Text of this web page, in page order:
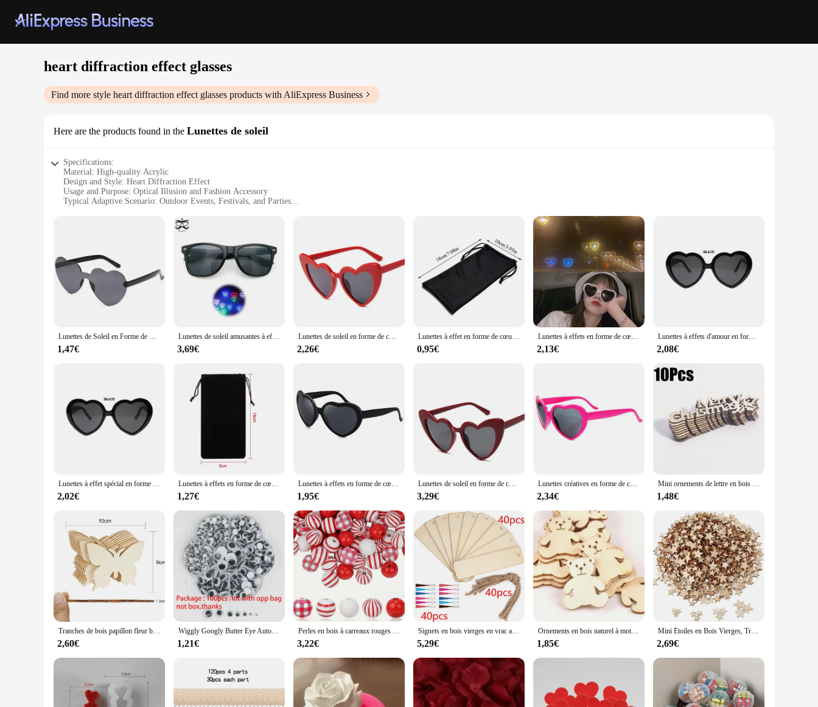
heart diffraction effect glasses
Find more style heart diffraction effect glasses products with AliExpress Business
Here are the products found in the Lunettes de soleil
Specifications:
Material: High-quality Acrylic
Design and Style: Heart Diffraction Effect
Usage and Purpose: Optical Illusion and Fashion Accessory
Typical Adaptive Scenario: Outdoor Events, Festivals, and Parties
Performance and Property: Durable and Lightweight
**Unleash the Magic of Optical Illusions**
Step into a world where fashion meets fantasy with our heart diffraction effect glasses. These whimsical spectacles are not just eyewear; they are a statement piece that captures the essence of
playfulness and creativity. The heart-shaped diffraction effect is a stunning optical illusion that transforms the world around you into a kaleidoscope of colors and patterns. Whether you're attending a
music festival, a themed party, or simply looking to add a touch of magic to your everyday style, these glasses are the perfect accessory.
**Versatile and Durable for Every Occasion**
Our heart diffraction effect glasses are crafted from high-quality acrylic, ensuring both durability and lightweight comfort. The standard frame size ensures a universal fit, making them suitable for a
wide range of face shapes and sizes. These glasses are not just for show; they are designed to withstand the rigors of outdoor events and festivals. Their versatility extends beyond fashion; they are also
**A Must-Have for Vendors and Suppliers**
looking for something different. Whether you're selling at a flea market, a pop-up shop, or an online store, these glasses are a hot commodity. They are not just a fashion accessory; they are a
memorable experience that your customers will cherish and share with others. Embrace the heart diffraction effect and elevate your product offerings with these enchanting glasses.
Lunettes de Soleil en Forme de Cœur pour Femmes, Verres à Effet Regardez les Lumières Changer, Diffraction de Nuit
1,47€
Lunettes de soleil amusantes à effets spéciaux, lunettes de feux d'artifice, miroir optique, diffraction, cœur, spectacle de lumière, soirée séparés ante
3,69€
Lunettes de soleil en forme de cœur à effet spécial Love, lunettes de soleil à diffraction de cœur, regarder les veilleuses devenir un effet spécial Love Fashion
2,26€
Lunettes à effet en forme de cœur pour hommes et femmes, lunettes de diffraction d'amour créatives, regarder les lumières changer en forme de cœur la nuit
0,95€
Lunettes à effets en forme de cœur d'amour pour femmes, lunettes de diffraction, lunettes de soleil à la mode, regarder les lumières changer en forme de cœur la nuit
2,13€
Lunettes à effets d'amour en forme de cœur, changement de lumières, diffraction du cœur la nuit, unisexe, nouveaux cadeaux
2,08€
Lunettes à effet spécial en forme de cœur, diffraction du cœur, lumières, image, devenir amour, mode, cadeaux créatifs
2,02€
Lunettes à effets en forme de cœur d'amour pour femmes, lunettes de diffraction, lunettes de soleil à la mode, regarder les lumières changer en forme de cœur la nuit
1,27€
Lunettes à effets en forme de cœur d'amour pour femmes, lunettes de diffraction, lunettes de soleil à la mode, regarder les lumières changer en forme de cœur la nuit
1,95€
Lunettes de soleil en forme de cœur à effet spécial Love, lunettes de soleil à diffraction de cœur, faveurs de fête de mariage, mode
3,29€
Lunettes créatives en forme de cœur pour hommes et femmes, montre les lumières qui changent en forme de cœur la nuit
2,34€
Mini ornements de lettre en bois joyeux Noël, ornements d'arbre de Noël, artisanat de bricolage, décoration de la maison, 10 pièces
1,48€
Tranches de bois papillon fleur bricolage peinture artisanat, ornements pour anniversaire, fête de mariage, décoration de table, artisanat pour enfants, 10 pièces
2,60€
Wiggly Googly Butter Eye Auto-Adhésif, Simulation Mobile, Animal de Dessin Animé, Globe Oculaire, Bricolage, Fournitures d'Artisanat pour Enfants de la Maternelle, 100Ps
1,21€
Perles en bois à carreaux rouges du jour de Léon, perles d'espacement rondes en forme de cœur, bracelets décoratifs personnalisés, accessoires de bricolage
3,22€
Signets en bois vierges en vrac avec cordes à pampilles, signe d'étiquette inachevé, ornements de bricolage, artisanat, 10 pièces, 20 pièces, 60 pièces
5,29€
Ornements en bois naturel à motif d'ours pour la décoration intérieure, artisanat de bricolage, scrapbooking, accessoires d'embellissement, 41x48mm, m1757, 10 pièces
1,85€
Mini Étoiles en Bois Vierges, Tranches de Noël, Taille Mixte, pour Bricolage, Fourniture Artisanale, 100 à 500 Pièces
2,69€